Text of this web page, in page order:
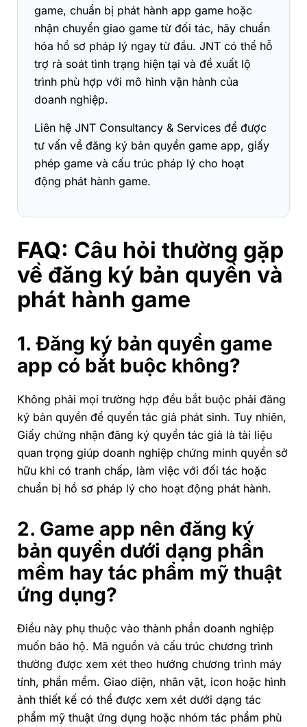
game, chuẩn bị phát hành app game hoặc
nhận chuyển giao game từ đối tác, hãy chuẩn
hóa hồ sơ pháp lý ngay từ đầu. JNT có thể hỗ
trợ rà soát tình trạng hiện tại và đề xuất lộ
trình phù hợp với mô hình vận hành của
doanh nghiệp.
Liên hệ JNT Consultancy & Services để được
tư vấn về đăng ký bản quyền game app, giấy
phép game và cấu trúc pháp lý cho hoạt
động phát hành game.
FAQ: Câu hỏi thường gặp
về đăng ký bản quyền và
phát hành game
1. Đăng ký bản quyền game
app có bắt buộc không?
Không phải mọi trường hợp đều bắt buộc phải đăng
ký bản quyền để quyền tác giả phát sinh. Tuy nhiên,
Giấy chứng nhận đăng ký quyền tác giả là tài liệu
quan trọng giúp doanh nghiệp chứng minh quyền sở
hữu khi có tranh chấp, làm việc với đối tác hoặc
chuẩn bị hồ sơ pháp lý cho hoạt động phát hành.
2. Game app nên đăng ký
bản quyền dưới dạng phần
mềm hay tác phẩm mỹ thuật
ứng dụng?
Điều này phụ thuộc vào thành phần doanh nghiệp
muốn bảo hộ. Mã nguồn và cấu trúc chương trình
thường được xem xét theo hướng chương trình máy
tính, phần mềm. Giao diện, nhân vật, icon hoặc hình
ảnh thiết kế có thể được xem xét dưới dạng tác
phẩm mỹ thuật ứng dụng hoặc nhóm tác phẩm phù